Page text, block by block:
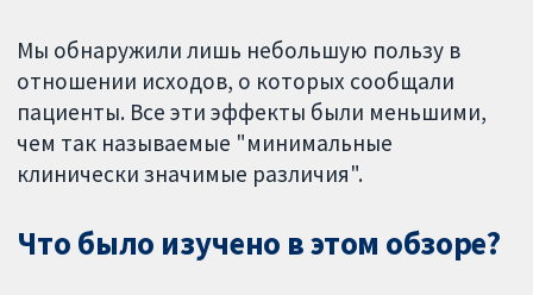
Мы обнаружили лишь небольшую пользу в
отношении исходов, о которых сообщали
пациенты. Все эти эффекты были меньшими,
чем так называемые "минимальные
клинически значимые различия".
Что было изучено в этом обзоре?